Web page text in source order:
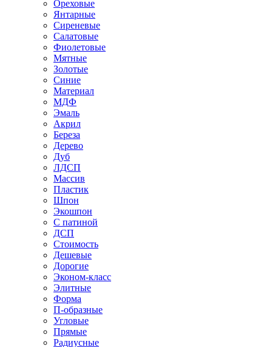
Ореховые
Янтарные
Сиреневые
Салатовые
Фиолетовые
Мятные
Золотые
Синие
Материал
МДФ
Эмаль
Акрил
Береза
Дерево
Дуб
ЛДСП
Массив
Пластик
Шпон
Экошпон
С патиной
ДСП
Стоимость
Дешевые
Дорогие
Эконом-класс
Элитные
Форма
П-образные
Угловые
Прямые
Радиусные